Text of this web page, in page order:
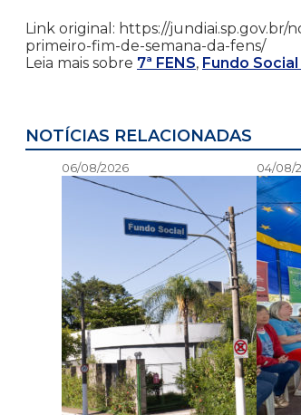
Link original: https://
primeiro-fim-de-semana-da-fens/
Leia mais sobre 7ª FENS, Fundo
NOTÍCIAS RELACIONADAS
06/08/2026 04/08/